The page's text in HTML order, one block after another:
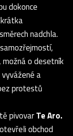
dokonce
nadchla.
o desetník
a
protestů
pivovarTe Aro.
obchod